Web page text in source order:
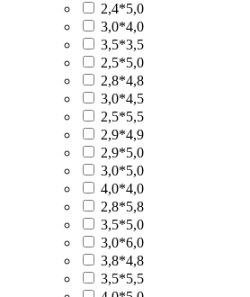
2,4*5,0
3,0*4,0
3,5*3,5
2,5*5,0
2,8*4,8
3,0*4,5
2,5*5,5
2,9*4,9
2,9*5,0
3,0*5,0
4,0*4,0
2,8*5,8
3,5*5,0
3,0*6,0
3,8*4,8
3,5*5,5